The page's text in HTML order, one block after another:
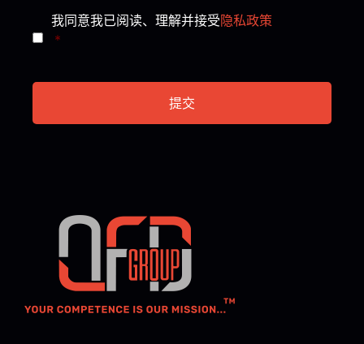
Consent *
我同意我已阅读、理解并接受隐私政策
*